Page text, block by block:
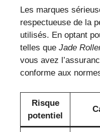
Les marques
respectueuse de la
utilisés. En optant
telles que Jade
vous avez
conforme aux
Risque
potentiel